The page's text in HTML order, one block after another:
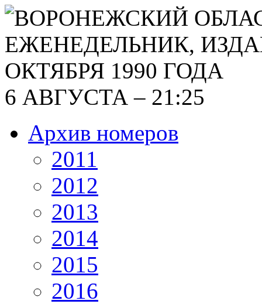
6 АВГУСТА – 21:25
Архив номеров
2011
2012
2013
2014
2015
2016